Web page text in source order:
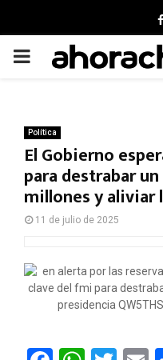
PRIMARY
Política
El Gobierno
para destrabar
millones y aliviar
11 de julio de 2025